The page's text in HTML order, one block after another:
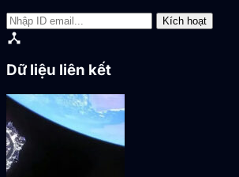
Kích hoạt
device_hub
Dữ liệu liên kết